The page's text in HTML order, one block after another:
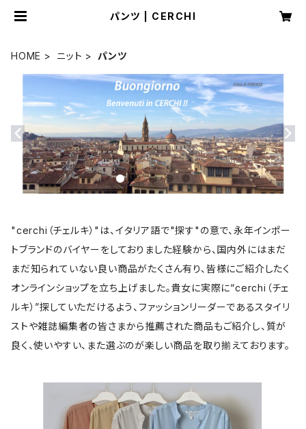
パンツ | CERCHI
HOME ニット パンツ
"cerchi（チェルキ）"は、イタリア語で"探す"の意で、永年インポー
トブランドのバイヤーをしておりました経験から、国内外にはまだ
まだ知られていない良い商品がたくさん有り、皆様にご紹介したく
オンラインショップを立ち上げました。貴女に実際に“cerchi（チェ
ルキ）”探していただけるよう、ファッションリーダーであるスタイリ
ストや雑誌編集者の皆さまから推薦された商品もご紹介し、質が
良く、使いやすい、また選ぶのが楽しい商品を取り揃えております。